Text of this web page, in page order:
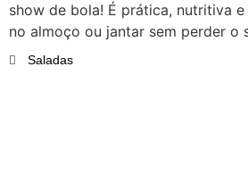
show de bola! É prática, nutritiva
no almoço ou jantar sem perder o
Saladas